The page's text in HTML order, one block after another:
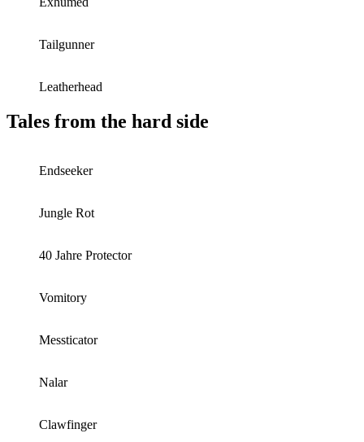
Tailgunner
Leatherhead
Tales from the hard side
Endseeker
Jungle Rot
40 Jahre Protector
Vomitory
Messticator
Nalar
Clawfinger